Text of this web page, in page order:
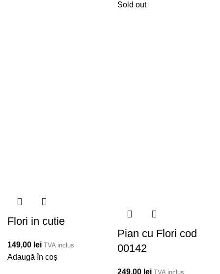
Flori in cutie
149,00 lei TVA inclus
Adaugă în coș
Sold out
Pian cu Flori cod
00142
249,00 lei TVA inclus